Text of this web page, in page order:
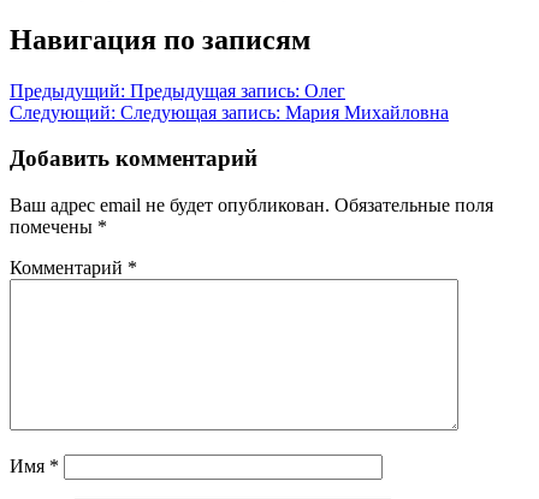
Навигация по записям
Предыдущий: Предыдущая запись: Олег
Следующий: Следующая запись: Мария Михайловна
Добавить комментарий
Ваш адрес email не будет опубликован. Обязательные поля
помечены *
Комментарий *
Имя *